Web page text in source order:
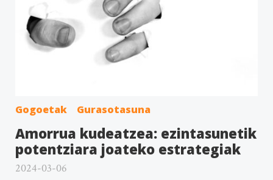
Gogoetak Gurasotasuna
Amorrua kudeatzea: ezintasunetik
potentziara joateko estrategiak
2024-03-06